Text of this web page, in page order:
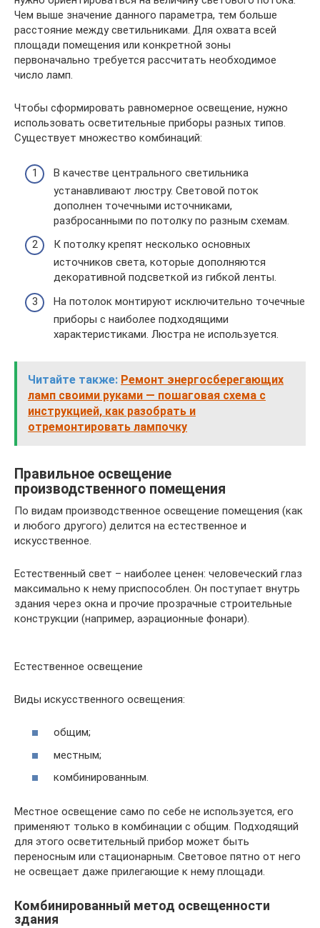
Чем выше значение данного параметра, тем больше
расстояние между светильниками. Для охвата всей
площади помещения или конкретной зоны
первоначально требуется рассчитать необходимое
число ламп.
Чтобы сформировать равномерное освещение, нужно
использовать осветительные приборы разных типов.
Существует множество комбинаций:
В качестве центрального светильника
устанавливают люстру. Световой поток
дополнен точечными источниками,
разбросанными по потолку по разным схемам.
К потолку крепят несколько основных
источников света, которые дополняются
декоративной подсветкой из гибкой ленты.
На потолок монтируют исключительно точечные
приборы с наиболее подходящими
характеристиками. Люстра не используется.
Читайте также: Ремонт энергосберегающих
ламп своими руками — пошаговая схема с
инструкцией, как разобрать и
отремонтировать лампочку
Правильное освещение
производственного помещения
По видам производственное освещение помещения (как
и любого другого) делится на естественное и
искусственное.
Естественный свет – наиболее ценен: человеческий глаз
максимально к нему приспособлен. Он поступает внутрь
здания через окна и прочие прозрачные строительные
конструкции (например, аэрационные фонари).
Естественное освещение
Виды искусственного освещения:
общим;
местным;
комбинированным.
Местное освещение само по себе не используется, его
применяют только в комбинации с общим. Подходящий
для этого осветительный прибор может быть
переносным или стационарным. Световое пятно от него
не освещает даже прилегающие к нему площади.
Комбинированный метод освещенности
здания